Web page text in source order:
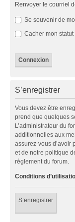
Renvoyer le courriel
Se souvenir de
Cacher mon
S’enregistrer
Vous devez être
prend que quelques
L’administrateur du
additionnelles aux
assurez-vous d’avoir
et de notre politique
règlement du forum.
Conditions
S’enregistrer